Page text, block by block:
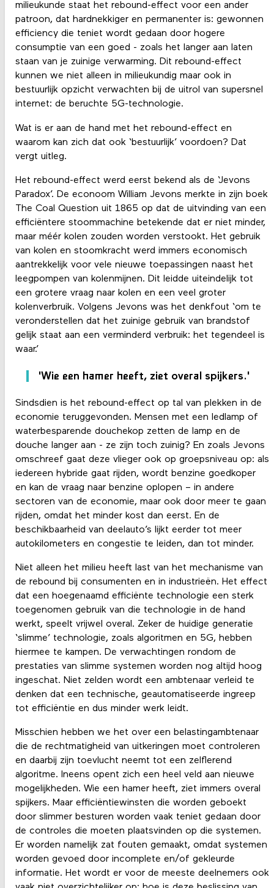
milieukunde staat het rebound-effect voor een ander
patroon, dat hardnekkiger en permanenter is: gewonnen
efficiency die teniet wordt gedaan door hogere
consumptie van een goed - zoals het langer aan laten
staan van je zuinige verwarming. Dit rebound-effect
kunnen we niet alleen in milieukundig maar ook in
bestuurlijk opzicht verwachten bij de uitrol van supersnel
internet: de beruchte 5G-technologie.
Wat is er aan de hand met het rebound-effect en
waarom kan zich dat ook ‘bestuurlijk’ voordoen? Dat
vergt uitleg.
Het rebound-effect werd eerst bekend als de ‘Jevons
Paradox’. De econoom William Jevons merkte in zijn boek
The Coal Question uit 1865 op dat de uitvinding van een
efficiëntere stoommachine betekende dat er niet minder,
maar méér kolen zouden worden verstookt. Het gebruik
van kolen en stoomkracht werd immers economisch
aantrekkelijk voor vele nieuwe toepassingen naast het
leegpompen van kolenmijnen. Dit leidde uiteindelijk tot
een grotere vraag naar kolen en een veel groter
kolenverbruik. Volgens Jevons was het denkfout ‘om te
veronderstellen dat het zuinige gebruik van brandstof
gelijk staat aan een verminderd verbruik: het tegendeel is
waar.’
'Wie een hamer heeft, ziet overal spijkers.'
Sindsdien is het rebound-effect op tal van plekken in de
economie teruggevonden. Mensen met een ledlamp of
waterbesparende douchekop zetten de lamp en de
douche langer aan - ze zijn toch zuinig? En zoals Jevons
omschreef gaat deze vlieger ook op groepsniveau op: als
iedereen hybride gaat rijden, wordt benzine goedkoper
en kan de vraag naar benzine oplopen – in andere
sectoren van de economie, maar ook door meer te gaan
rijden, omdat het minder kost dan eerst. En de
beschikbaarheid van deelauto’s lijkt eerder tot meer
autokilometers en congestie te leiden, dan tot minder.
Niet alleen het milieu heeft last van het mechanisme van
de rebound bij consumenten en in industrieën. Het effect
dat een hoegenaamd efficiënte technologie een sterk
toegenomen gebruik van die technologie in de hand
werkt, speelt vrijwel overal. Zeker de huidige generatie
‘slimme’ technologie, zoals algoritmen en 5G, hebben
hiermee te kampen. De verwachtingen rondom de
prestaties van slimme systemen worden nog altijd hoog
ingeschat. Niet zelden wordt een ambtenaar verleid te
denken dat een technische, geautomatiseerde ingreep
tot efficiëntie en dus minder werk leidt.
Misschien hebben we het over een belastingambtenaar
die de rechtmatigheid van uitkeringen moet controleren
en daarbij zijn toevlucht neemt tot een zelflerend
algoritme. Ineens opent zich een heel veld aan nieuwe
mogelijkheden. Wie een hamer heeft, ziet immers overal
spijkers. Maar efficiëntiewinsten die worden geboekt
door slimmer besturen worden vaak teniet gedaan door
de controles die moeten plaatsvinden op die systemen.
Er worden namelijk zat fouten gemaakt, omdat systemen
worden gevoed door incomplete en/of gekleurde
informatie. Het wordt er voor de meeste deelnemers ook